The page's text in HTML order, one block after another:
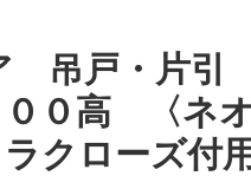
吊戸・片
０高 〈ネ
クローズ付用